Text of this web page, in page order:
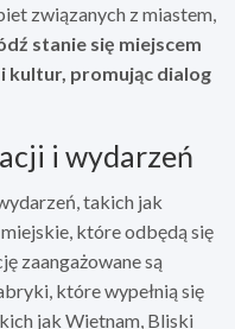
związanych z miastem,
stanie się miejscem
kultur, promując dialog
i wydarzeń
takich jak
które odbędą się
zaangażowane są
które wypełnią się
jak Wietnam, Bliski